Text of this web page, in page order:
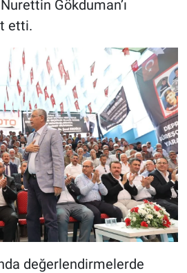
Gökduman’ı
etti.
değerlendirmelerde